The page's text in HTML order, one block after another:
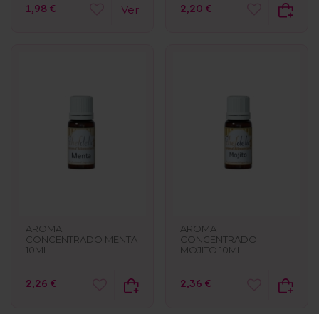
1,98 € Ver 2,20 €
AROMA
CONCENTRADO MENTA
10ML
2,26 €
AROMA
CONCENTRADO
MOJITO 10ML
2,36 €